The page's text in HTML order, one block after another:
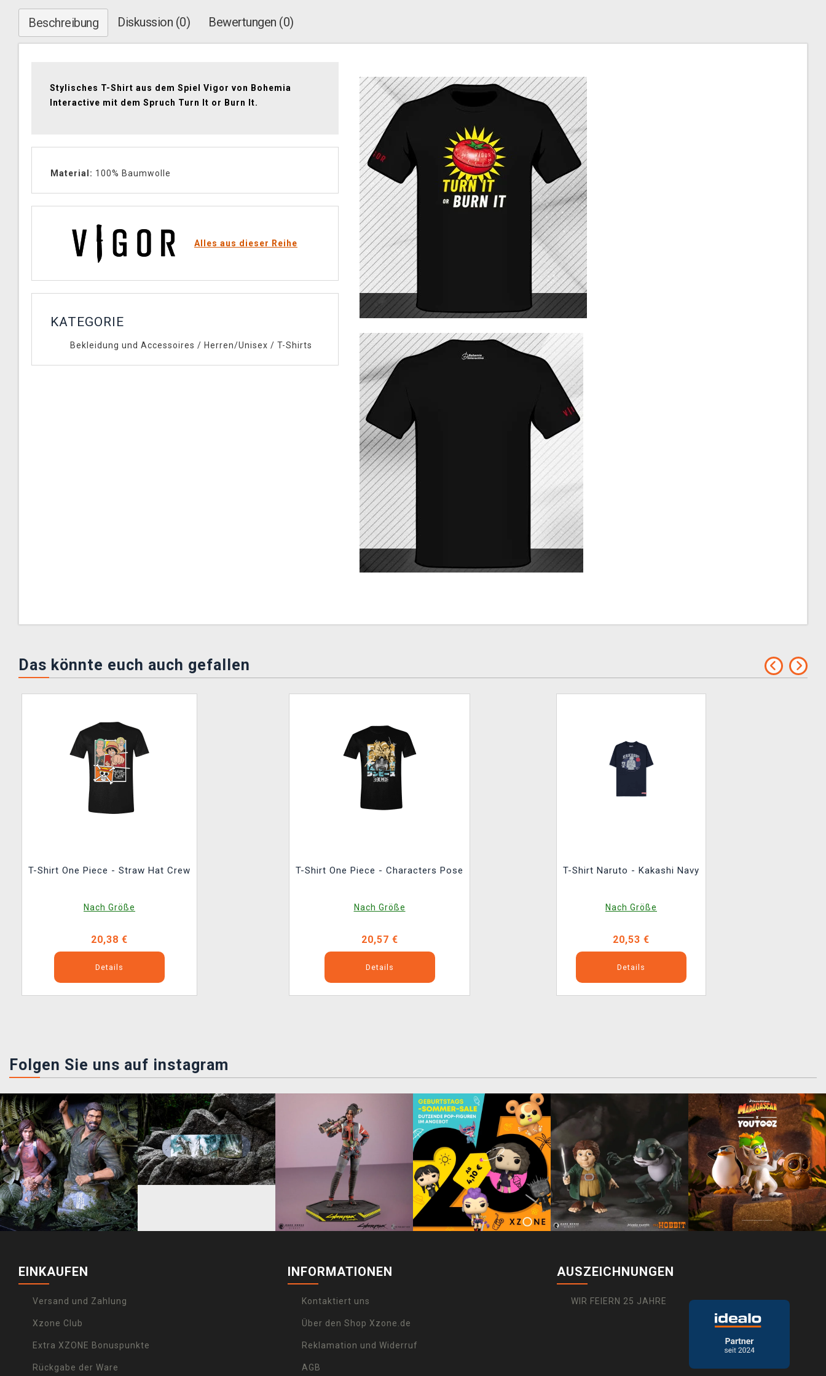
Beschreibung Diskussion (0) Bewertungen (0)
Stylisches T-Shirt aus dem Spiel Vigor von Bohemia
Interactive mit dem Spruch Turn It or Burn It.
Material: 100% Baumwolle
Alles aus dieser Reihe
KATEGORIE
Bekleidung und Accessoires / Herren/Unisex / T-Shirts
Das könnte euch auch gefallen
T-Shirt One Piece - Straw Hat Crew
Nach Größe
20,38 €
Details
T-Shirt One Piece - Characters Pose
Nach Größe
20,57 €
Details
T-Shirt Naruto - Kakashi Navy
Nach Größe
20,53 €
Details
Folgen Sie uns auf instagram
EINKAUFEN
Versand und Zahlung
Xzone Club
Extra XZONE Bonuspunkte
Rückgabe der Ware
INFORMATIONEN
Kontaktiert uns
Über den Shop Xzone.de
Reklamation und Widerruf
AGB
AUSZEICHNUNGEN
WIR FEIERN 25 JAHRE